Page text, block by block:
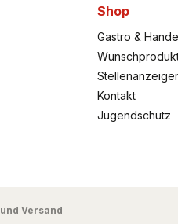
Shop
Gastro &
Kontakt
Jugendschutz
Versand